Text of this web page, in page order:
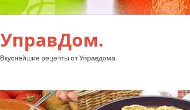
УправДом.
Вкуснейшие рецепты от Управдома.